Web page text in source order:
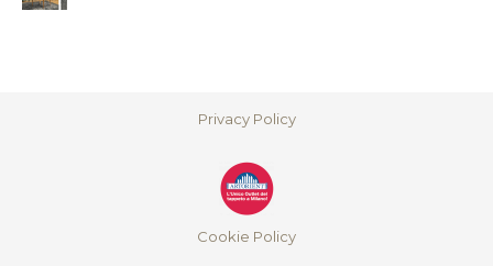
Privacy Policy
Cookie Policy